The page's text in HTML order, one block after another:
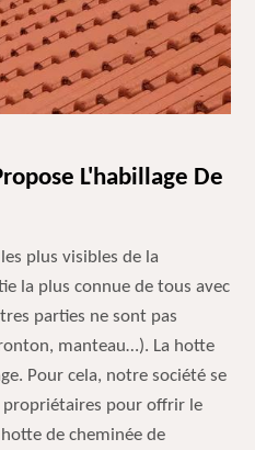
L'habillage De
plus visibles de la
la plus connue de tous avec
parties ne sont pas
manteau…). La hotte
Pour cela, notre société se
pour offrir le
de cheminée de